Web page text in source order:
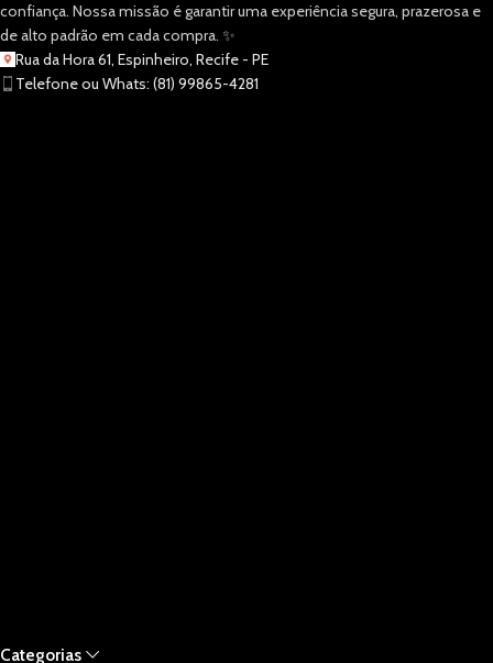
confiança. Nossa missão é garantir uma experiência segura, prazerosa e
de alto padrão em cada compra. ✨
Rua da Hora 61, Espinheiro, Recife - PE
Telefone ou Whats: (81) 99865-4281
Categorias